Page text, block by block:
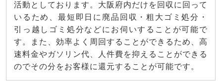
活動としております。大阪府内だけを回収に回って
いるため、最短即日に廃品回収・粗大ゴミ処分・
引っ越しゴミ処分などにお伺いすることが可能で
す。また、効率よく周回することができるため、高
速料金やガソリン代、人件費を抑えることができる
のでその分をお客様に還元することが可能です。